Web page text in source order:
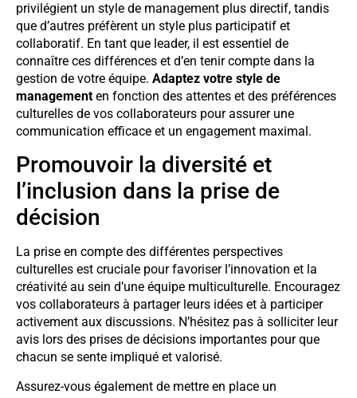
privilégient un style de management plus directif, tandis
que d’autres préfèrent un style plus participatif et
collaboratif. En tant que leader, il est essentiel de
connaître ces différences et d’en tenir compte dans la
gestion de votre équipe. Adaptez votre style de
management en fonction des attentes et des préférences
culturelles de vos collaborateurs pour assurer une
communication efficace et un engagement maximal.
Promouvoir la diversité et
l’inclusion dans la prise de
décision
La prise en compte des différentes perspectives
culturelles est cruciale pour favoriser l’innovation et la
créativité au sein d’une équipe multiculturelle. Encouragez
vos collaborateurs à partager leurs idées et à participer
activement aux discussions. N’hésitez pas à solliciter leur
avis lors des prises de décisions importantes pour que
chacun se sente impliqué et valorisé.
Assurez-vous également de mettre en place un